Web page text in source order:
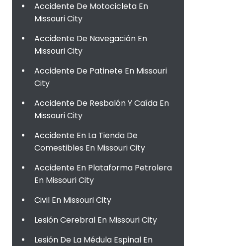
Accidente De Motocicleta En
Missouri City
Accidente De Navegación En
Missouri City
Accidente De Patinete En Missouri
City
Accidente De Resbalón Y Caída En
Missouri City
Accidente En La Tienda De
Comestibles En Missouri City
Accidente En Plataforma Petrolera
En Missouri City
Civil En Missouri City
Lesión Cerebral En Missouri City
Lesión De La Médula Espinal En